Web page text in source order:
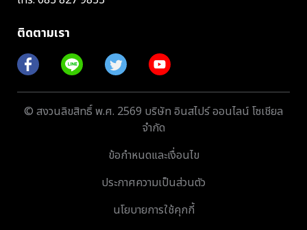
ติดตามเรา
© สงวนลิขสิทธิ์ พ.ศ. 2569 บริษัท อินสไปร์ ออนไลน์ โซเชียล
จำกัด
ข้อกำหนดและเงื่อนไข
ประกาศความเป็นส่วนตัว
นโยบายการใช้คุกกี้